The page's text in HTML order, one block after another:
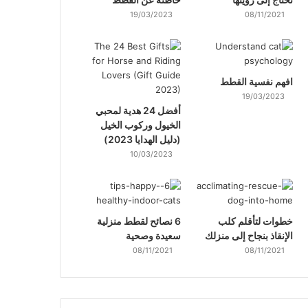
08/11/2021
19/03/2023
افهم نفسية القطط
19/03/2023
أفضل 24 هدية لمحبي
الخيول وركوب الخيل
(دليل الهدايا 2023)
10/03/2023
خطوات لتأقلم كلب
الإنقاذ بنجاح إلى منزلك
08/11/2021
6 نصائح لقطط منزلية
سعيدة وصحية
08/11/2021